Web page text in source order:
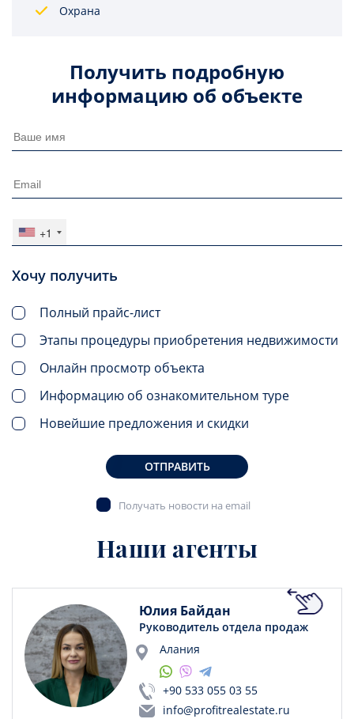
Охрана
Получить подробную
информацию об объекте
+1
Хочу получить
Полный прайс-лист
Этапы процедуры приобретения недвижимости
Онлайн просмотр объекта
Информацию об ознакомительном туре
Новейшие предложения и скидки
ОТПРАВИТЬ
Получать новости на email
Наши агенты
Юлия Байдан
Руководитель отдела продаж
Алания
+90 533 055 03 55
info@profitrealestate.ru